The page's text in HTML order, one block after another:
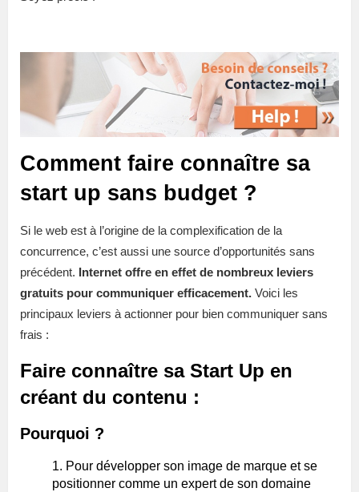
Comment faire connaître sa
start up sans budget ?
Si le web est à l’origine de la complexification de la
concurrence, c’est aussi une source d’opportunités sans
précédent. Internet offre en effet de nombreux leviers
gratuits pour communiquer efficacement. Voici les
principaux leviers à actionner pour bien communiquer sans
frais :
Faire connaître sa Start Up en
créant du contenu :
Pourquoi ?
Pour développer son image de marque et se
positionner comme un expert de son domaine